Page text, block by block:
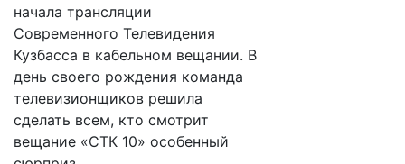
начала трансляции
Современного Телевидения
Кузбасса в кабельном вещании. В
день своего рождения команда
телевизионщиков решила
сделать всем, кто смотрит
вещание «СТК 10» особенный